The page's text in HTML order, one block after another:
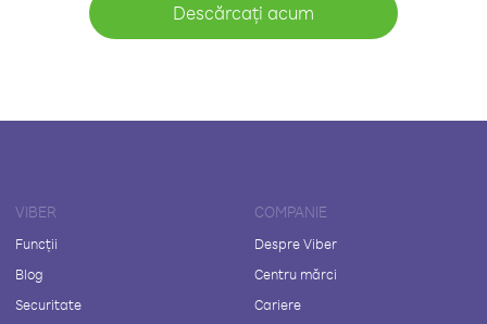
Descărcați acum
VIBER
Funcții
Blog
Securitate
COMPANIE
Despre Viber
Centru mărci
Cariere